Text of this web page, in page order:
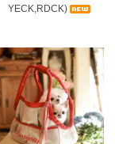
YECK,RDCK)